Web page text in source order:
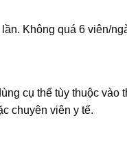
Không quá 6 viên/
cụ thể tùy thuộc
chuyên viên y tế.